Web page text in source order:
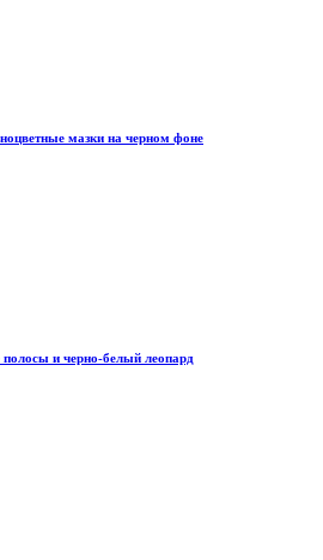
мазки на черном фоне
и черно-белый леопард